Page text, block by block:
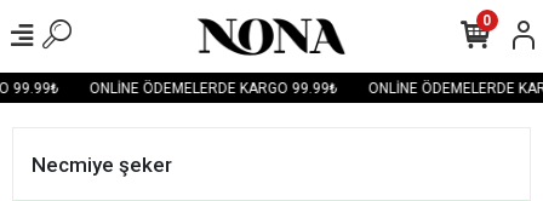
99.99₺ ONLİNE ÖDEMELERDE KARGO 99.99₺ ONLİNE ÖDEMELERDE
0
Necmiye şeker